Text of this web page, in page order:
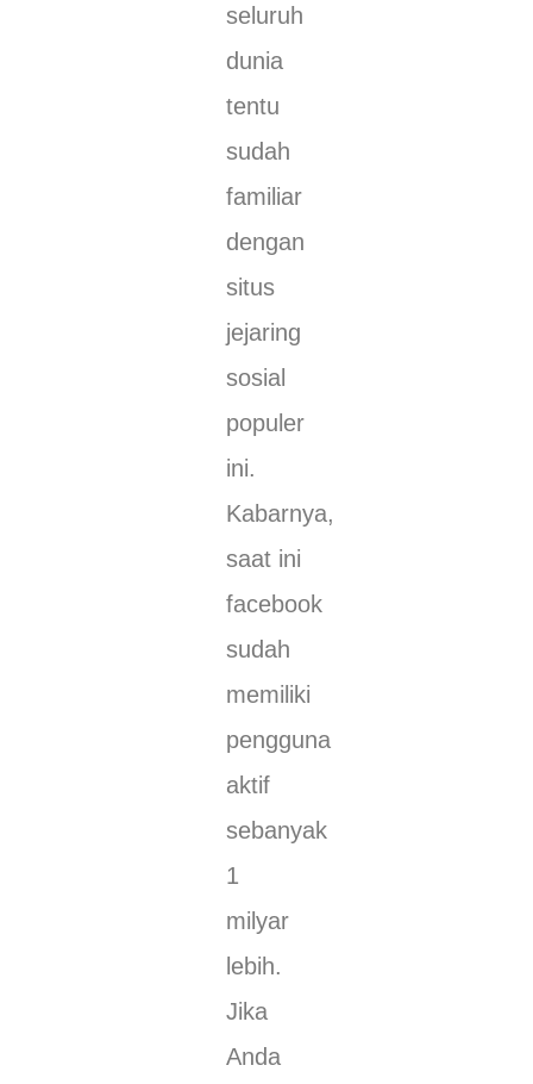
seluruh
dunia
tentu
sudah
familiar
dengan
situs
jejaring
sosial
populer
ini.
Kabarnya,
saat ini
facebook
sudah
memiliki
pengguna
aktif
sebanyak
1
milyar
lebih.
Jika
Anda